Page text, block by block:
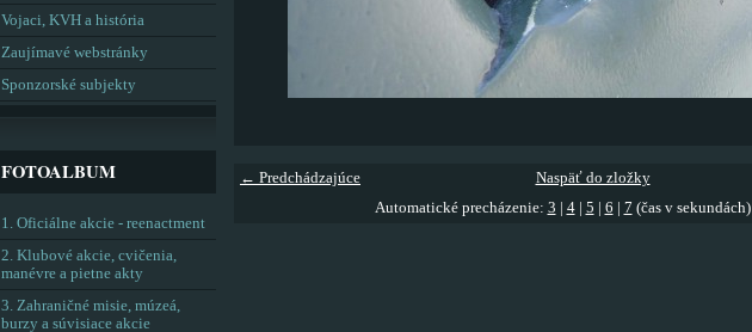
← Predchádzajúce
Naspäť do zložky
Automatické precházenie: 3 4| 5 6 7 (čas v sekundách)
Vojaci, KVH a história
Zaujímavé webstránky
Sponzorské subjekty
FOTOALBUM
1. Oficiálne akcie - reenactment
2. Klubové akcie, cvičenia,
manévre a pietne akty
3. Zahraničné misie, múzeá,
burzy a súvisiace akcie